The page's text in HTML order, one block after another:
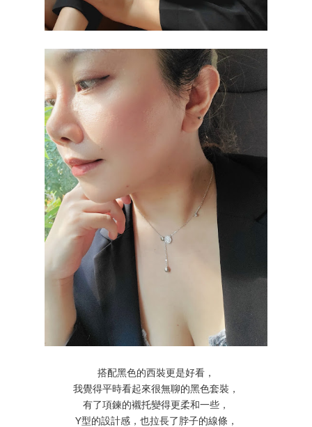
搭配黑色的西裝更是好看，
我覺得平時看起來很無聊的黑色套裝，
有了項鍊的襯托變得更柔和一些，
Y型的設計感，也拉長了脖子的線條，